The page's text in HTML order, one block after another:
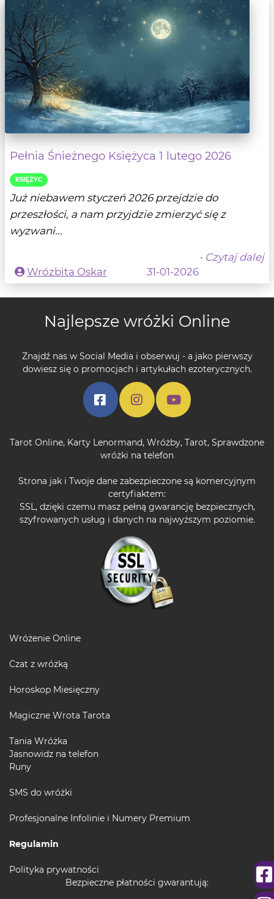
Pełnia Śnieżnego Księżyca 1 lutego 2026
KSIĘŻYC
Już niebawem styczeń 2026 przejdzie do
przeszłości, a nam przyjdzie zmierzyć się z
wyzwani...
- Czytaj dalej
Wróżbita Oskar
31-01-2026
Najlepsze wróżki Online
Znajdź nas w Social Media i obserwuj - a jako pierwszy
dowiesz się o promocjach i artykułach ezoterycznych.
Tarot Online, Karty Lenormand, Wróżby, Tarot, Sprawdzone
wróżki na telefon
Strona jak i Twoje dane zabezpieczone są komercyjnym
certyfiaktem:
SSL, dzięki czemu masz pełną gwarancję bezpiecznych,
szyfrowanych usług i danych na najwyższym poziomie.
Wróżenie Online
Czat z wróżką
Horoskop Miesięczny
Magiczne Wrota Tarota
Tania Wróżka
Jasnowidz na telefon
Runy
SMS do wróżki
Profesjonalne Infolinie i Numery Premium
Regulamin
Polityka prywatności
Bezpieczne płatności gwarantują: